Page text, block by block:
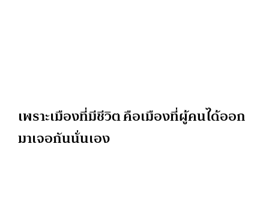
เพราะเมืองที่มีชีวิต คือเมืองที่ผู้คนได้ออก
มาเจอกันนั่นเอง